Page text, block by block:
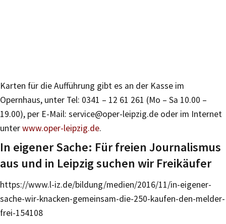
Karten für die Aufführung gibt es an der Kasse im
Opernhaus, unter Tel: 0341 – 12 61 261 (Mo – Sa 10.00 –
19.00), per E-Mail: service@oper-leipzig.de oder im Internet
unterwww.oper-leipzig.de.
In eigener Sache: Für freien Journalismus
aus und in Leipzig suchen wir Freikäufer
https://www.l-iz.de/bildung/medien/2016/11/in-eigener-
sache-wir-knacken-gemeinsam-die-250-kaufen-den-melder-
frei-154108